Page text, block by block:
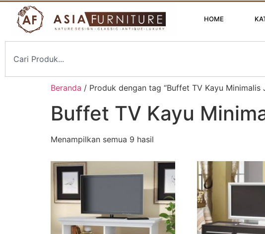
HOME
Beranda / Produk dengan tag “Buffet TV Kayu Minimalis
Buffet TV Kayu
Menampilkan semua 9 hasil